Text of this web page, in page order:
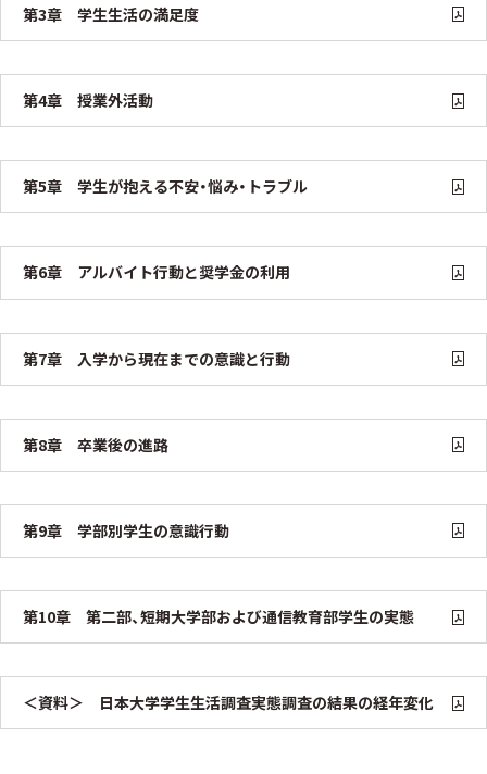
第3章 学生生活の満足度
第4章 授業外活動
第5章 学生が抱える不安・悩み・トラブル
第6章 アルバイト行動と奨学金の利用
第7章 入学から現在までの意識と行動
第8章 卒業後の進路
第9章 学部別学生の意識行動
第10章 第二部、短期大学部および通信教育部学生の実態
＜資料＞ 日本大学学生生活調査実態調査の結果の経年変化